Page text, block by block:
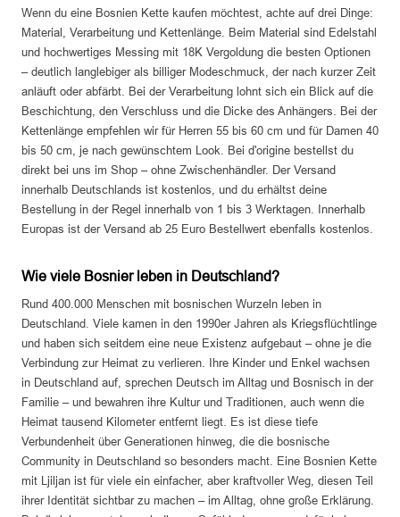
Wenn du eine Bosnien Kette kaufen möchtest, achte auf drei Dinge:
Material, Verarbeitung und Kettenlänge. Beim Material sind Edelstahl
und hochwertiges Messing mit 18K Vergoldung die besten Optionen
– deutlich langlebiger als billiger Modeschmuck, der nach kurzer Zeit
anläuft oder abfärbt. Bei der Verarbeitung lohnt sich ein Blick auf die
Beschichtung, den Verschluss und die Dicke des Anhängers. Bei der
Kettenlänge empfehlen wir für Herren 55 bis 60 cm und für Damen 40
bis 50 cm, je nach gewünschtem Look. Bei d'origine bestellst du
direkt bei uns im Shop – ohne Zwischenhändler. Der Versand
innerhalb Deutschlands ist kostenlos, und du erhältst deine
Bestellung in der Regel innerhalb von 1 bis 3 Werktagen. Innerhalb
Europas ist der Versand ab 25 Euro Bestellwert ebenfalls kostenlos.
Wie viele Bosnier leben in Deutschland?
Rund 400.000 Menschen mit bosnischen Wurzeln leben in
Deutschland. Viele kamen in den 1990er Jahren als Kriegsflüchtlinge
und haben sich seitdem eine neue Existenz aufgebaut – ohne je die
Verbindung zur Heimat zu verlieren. Ihre Kinder und Enkel wachsen
in Deutschland auf, sprechen Deutsch im Alltag und Bosnisch in der
Familie – und bewahren ihre Kultur und Traditionen, auch wenn die
Heimat tausend Kilometer entfernt liegt. Es ist diese tiefe
Verbundenheit über Generationen hinweg, die die bosnische
Community in Deutschland so besonders macht. Eine Bosnien Kette
mit Ljiljan ist für viele ein einfacher, aber kraftvoller Weg, diesen Teil
ihrer Identität sichtbar zu machen – im Alltag, ohne große Erklärung.